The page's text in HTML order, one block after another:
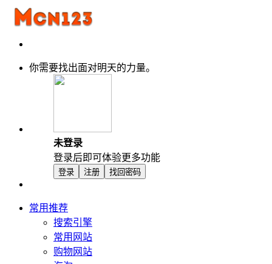
你需要找出面对明天的力量。
未登录
登录后即可体验更多功能
登录 注册 找回密码
常用推荐
搜索引擎
常用网站
购物网站